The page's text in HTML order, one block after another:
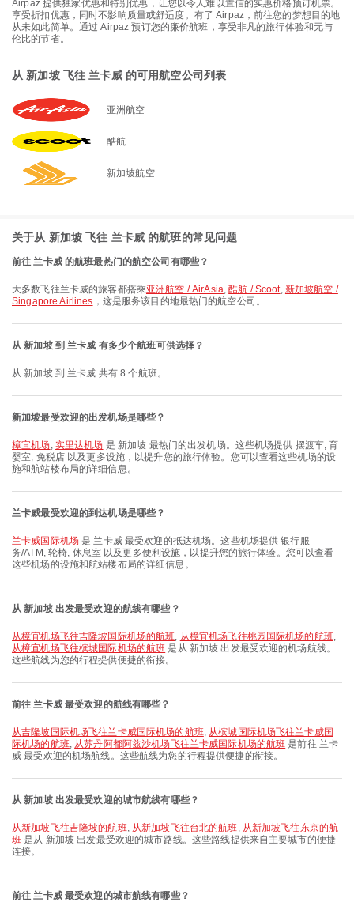
Airpaz 提供独家优惠和特别优惠，让您以令人难以置信的实惠价格预订机票。
享受折扣优惠，同时不影响质量或舒适度。有了 Airpaz，前往您的梦想目的地
从未如此简单。通过 Airpaz 预订您的廉价航班，享受非凡的旅行体验和无与
伦比的节省。
从 新加坡 飞往 兰卡威 的可用航空公司列表
亚洲航空
酷航
新加坡航空
关于从 新加坡 飞往 兰卡威 的航班的常见问题
前往 兰卡威 的航班最热门的航空公司有哪些？
大多数飞往兰卡威的旅客都搭乘亚洲航空 / AirAsia,酷航 / Scoot, 新加坡航空 /
Singapore Airlines ，这是服务该目的地最热门的航空公司。
从 新加坡 到 兰卡威 有多少个航班可供选择？
从 新加坡 到 兰卡威 共有 8 个航班。
新加坡最受欢迎的出发机场是哪些？
樟宜机场, 实里达机场 是 新加坡 最热门的出发机场。这些机场提供 摆渡车, 育
婴室, 免税店 以及更多设施，以提升您的旅行体验。您可以查看这些机场的设
施和航站楼布局的详细信息。
兰卡威最受欢迎的到达机场是哪些？
兰卡威国际机场是 兰卡威 最受欢迎的抵达机场。这些机场提供 银行服
务/ATM, 轮椅, 休息室 以及更多便利设施，以提升您的旅行体验。您可以查看
这些机场的设施和航站楼布局的详细信息。
从 新加坡 出发最受欢迎的航线有哪些？
从樟宜机场飞往吉隆坡国际机场的航班, 从樟宜机场飞往桃园国际机场的航班,
从樟宜机场飞往槟城国际机场的航班 是从 新加坡 出发最受欢迎的机场航线。
这些航线为您的行程提供便捷的衔接。
前往 兰卡威 最受欢迎的航线有哪些？
从吉隆坡国际机场飞往兰卡威国际机场的航班, 从槟城国际机场飞往兰卡威国
际机场的航班, 从苏丹阿都阿兹沙机场飞往兰卡威国际机场的航班 是前往 兰卡
威 最受欢迎的机场航线。这些航线为您的行程提供便捷的衔接。
从 新加坡 出发最受欢迎的城市航线有哪些？
从新加坡飞往吉隆坡的航班, 从新加坡飞往台北的航班, 从新加坡飞往东京的航
班 是从 新加坡 出发最受欢迎的城市路线。这些路线提供来自主要城市的便捷
连接。
前往 兰卡威 最受欢迎的城市航线有哪些？